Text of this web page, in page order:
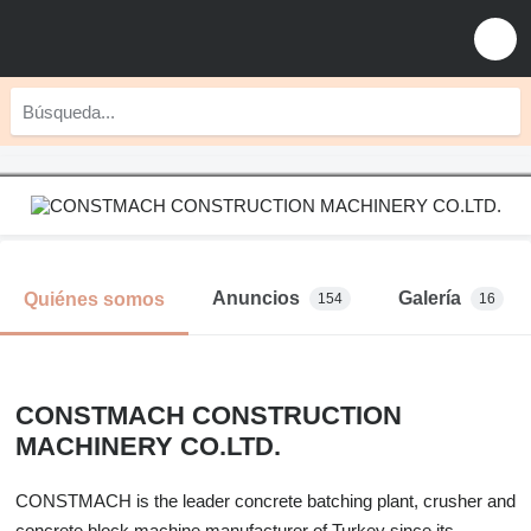
Quiénes somos Anuncios 154 Galería 16
CONSTMACH CONSTRUCTION
MACHINERY CO.LTD.
CONSTMACH is the leader concrete batching plant, crusher and